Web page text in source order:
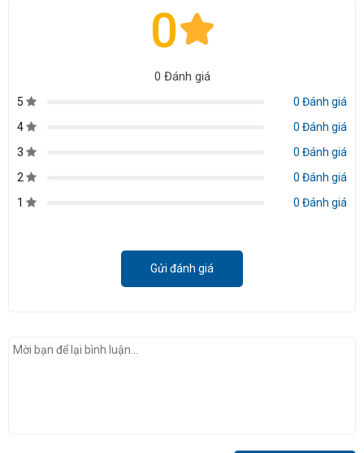
0
0 Đánh giá
5
0 Đánh giá
4
0 Đánh giá
3
0 Đánh giá
2
0 Đánh giá
1
0 Đánh giá
Gửi đánh giá